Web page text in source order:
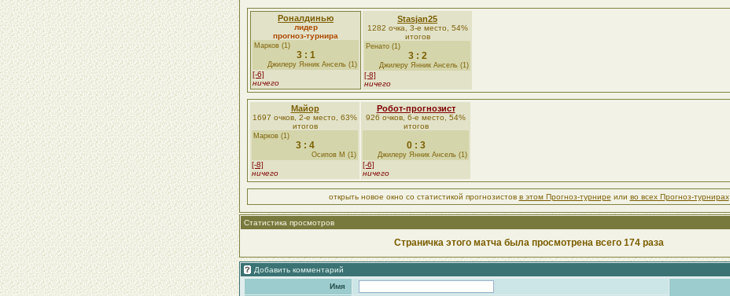
Роналдинью
лидер
прогноз-турнира
Марков (1)
3 : 1
Джилеру Янник Ансель (1)
[-6]
ничего
Stasjan25
1282 очка, 3-е место, 54%
итогов
Ренато (1)
3 : 2
Джилеру Янник Ансель (1)
[-8]
ничего
Майор
1697 очков, 2-е место, 63%
итогов
Марков (1)
3 : 4
Осипов М (1)
[-8]
ничего
Робот-прогнозист
926 очков, 6-е место, 54%
итогов
0 : 3
Джилеру Янник Ансель (1)
[-6]
ничего
открыть новое окно со статистикой прогнозистов в этом Прогноз-турнире или во всех Прогноз-турнирах
Статистика просмотров
Страничка этого матча была просмотрена всего 174 раза
Добавить комментарий
Имя